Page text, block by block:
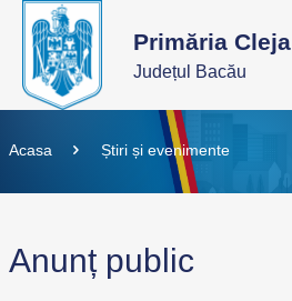
Primăria Cleja
Județul Bacău
Acasa Știri și evenimente
Anunț public